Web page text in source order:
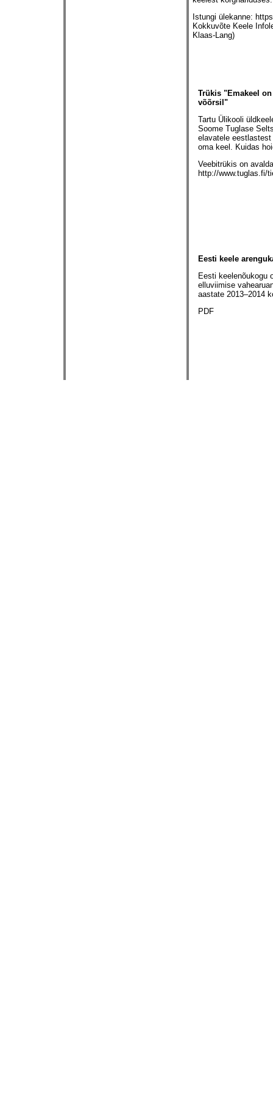
Istungi ülekanne:
Kokkuvõte Keele
Klaas-Lang)
Trükis "Emakeel
võõrsil"
Tartu Ülikooli
Soome Tuglase
elavatele
oma keel. Kuidas
Veebitrükis on
http://www.tuglas.fi/
Eesti keele
Eesti keelenõukogu
elluviimise
aastate 2013–2014
PDF